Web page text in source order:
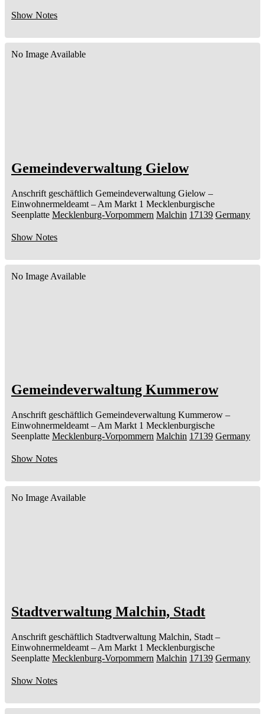
Show Notes
No Image Available
Gemeindeverwaltung Gielow
Anschrift geschäftlich Gemeindeverwaltung Gielow –
Einwohnermeldeamt – Am Markt 1 Mecklenburgische
Seenplatte Mecklenburg-Vorpommern Malchin 17139 Germany
Show Notes
No Image Available
Gemeindeverwaltung Kummerow
Anschrift geschäftlich Gemeindeverwaltung Kummerow –
Einwohnermeldeamt – Am Markt 1 Mecklenburgische
Seenplatte Mecklenburg-Vorpommern Malchin 17139 Germany
Show Notes
No Image Available
Stadtverwaltung Malchin, Stadt
Anschrift geschäftlich Stadtverwaltung Malchin, Stadt –
Einwohnermeldeamt – Am Markt 1 Mecklenburgische
Seenplatte Mecklenburg-Vorpommern Malchin 17139 Germany
Show Notes